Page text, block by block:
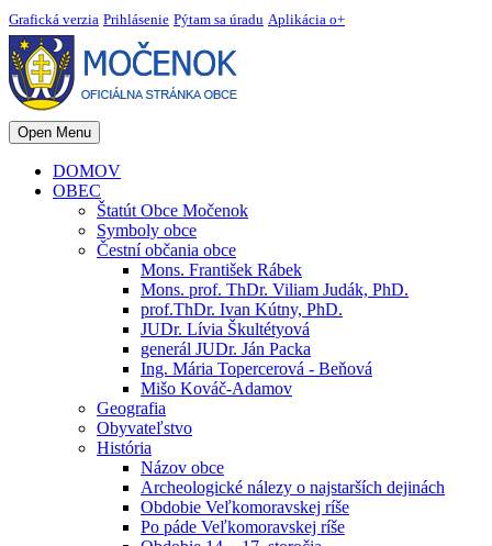
Grafická verzia Prihlásenie Pýtam sa úradu Aplikácia o+
Open Menu
DOMOV
OBEC
Štatút Obce Močenok
Symboly obce
Čestní občania obce
Mons. František Rábek
Mons. prof. ThDr. Viliam Judák, PhD.
prof.ThDr. Ivan Kútny, PhD.
JUDr. Lívia Škultétyová
generál JUDr. Ján Packa
Ing. Mária Topercerová - Beňová
Mišo Kováč-Adamov
Geografia
Obyvateľstvo
História
Názov obce
Archeologické nálezy o najstarších dejinách
Obdobie Veľkomoravskej ríše
Po páde Veľkomoravskej ríše